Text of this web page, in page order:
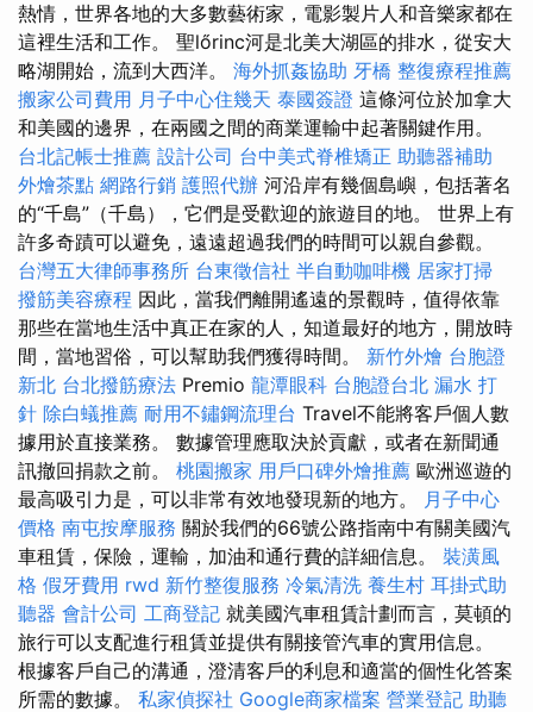
熱情，世界各地的大多數藝術家，電影製片人和音樂家都在
這裡生活和工作。 聖lőrinc河是北美大湖區的排水，從安大
略湖開始，流到大西洋。 海外抓姦協助 牙橋 整復療程推薦
搬家公司費用 月子中心住幾天 泰國簽證 這條河位於加拿大
和美國的邊界，在兩國之間的商業運輸中起著關鍵作用。
台北記帳士推薦 設計公司 台中美式脊椎矯正 助聽器補助
外燴茶點 網路行銷 護照代辦 河沿岸有幾個島嶼，包括著名
的“千島”（千島），它們是受歡迎的旅遊目的地。 世界上有
許多奇蹟可以避免，遠遠超過我們的時間可以親自參觀。
台灣五大律師事務所 台東徵信社 半自動咖啡機 居家打掃
撥筋美容療程 因此，當我們離開遙遠的景觀時，值得依靠
那些在當地生活中真正在家的人，知道最好的地方，開放時
間，當地習俗，可以幫助我們獲得時間。 新竹外燴 台胞證
新北 台北撥筋療法 Premio 龍潭眼科 台胞證台北 漏水 打
針 除白蟻推薦 耐用不鏽鋼流理台 Travel不能將客戶個人數
據用於直接業務。 數據管理應取決於貢獻，或者在新聞通
訊撤回捐款之前。 桃園搬家 用戶口碑外燴推薦 歐洲巡遊的
最高吸引力是，可以非常有效地發現新的地方。 月子中心
價格 南屯按摩服務 關於我們的66號公路指南中有關美國汽
車租賃，保險，運輸，加油和通行費的詳細信息。 裝潢風
格 假牙費用 rwd 新竹整復服務 冷氣清洗 養生村 耳掛式助
聽器 會計公司 工商登記 就美國汽車租賃計劃而言，莫頓的
旅行可以支配進行租賃並提供有關接管汽車的實用信息。
根據客戶自己的溝通，澄清客戶的利息和適當的個性化答案
所需的數據。 私家偵探社 Google商家檔案 營業登記 助聽